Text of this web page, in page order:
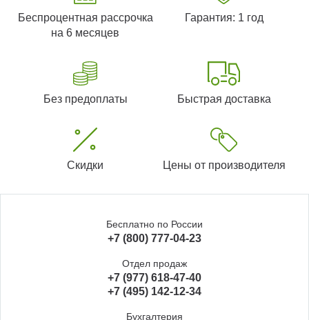
Беспроцентная рассрочка
на 6 месяцев
Гарантия: 1 год
Без предоплаты Быстрая доставка
Скидки Цены от производителя
Бесплатно по России
+7 (800) 777-04-23
Отдел продаж
+7 (977) 618-47-40
+7 (495) 142-12-34
Бухгалтерия